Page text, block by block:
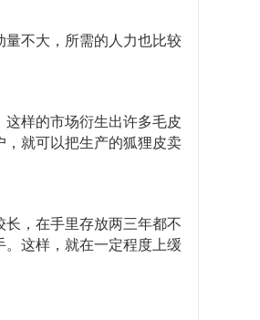
不大，所需的人力也比较
这样的市场衍生出许多毛皮
就可以把生产的狐狸皮卖
，在手里存放两三年都不
。这样，就在一定程度上缓